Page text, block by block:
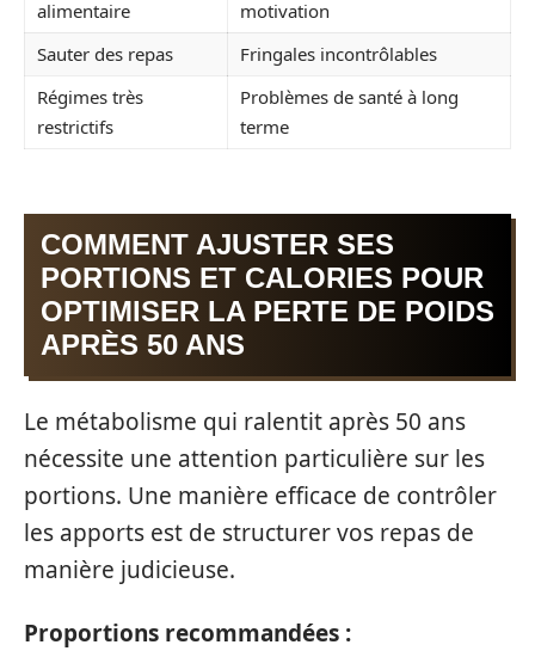
alimentaire
motivation
Sauter des repas
Fringales incontrôlables
Régimes très
restrictifs
Problèmes de santé à long
terme
COMMENT AJUSTER SES
PORTIONS ET CALORIES POUR
OPTIMISER LA PERTE DE POIDS
APRÈS 50 ANS
Le métabolisme qui ralentit après 50 ans
nécessite une attention particulière sur les
portions. Une manière efficace de contrôler
les apports est de structurer vos repas de
manière judicieuse.
Proportions recommandées :